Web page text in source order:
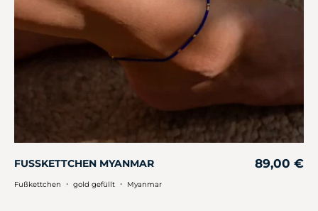
FUSSKETTCHEN MYANMAR 89,00 €
Fußkettchen ・ gold gefüllt ・ Myanmar